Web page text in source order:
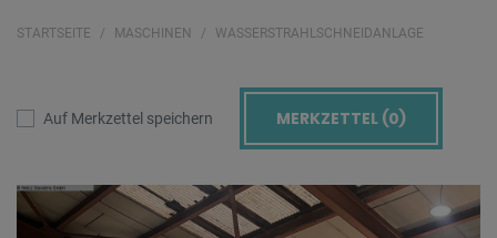
STARTSEITE MASCHINEN WASSERSTRAHLSCHNEIDANLAGE
Auf Merkzettel speichern MERKZETTEL (0)